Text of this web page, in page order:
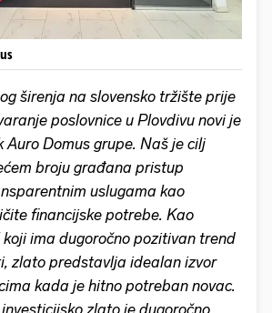
širenja na slovensko tržište prije
poslovnice u Plovdivu novi je
Auro Domus grupe. Naš je cilj
broju građana pristup
uslugama kao
financijske potrebe. Kao
ima dugoročno pozitivan trend
zlato predstavlja idealan izvor
kada je hitno potreban novac.